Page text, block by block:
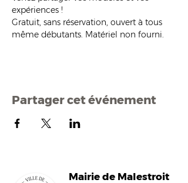
expériences !
Gratuit, sans réservation, ouvert à tous
même débutants. Matériel non fourni.
Partager cet événement
Mairie de Malestroit